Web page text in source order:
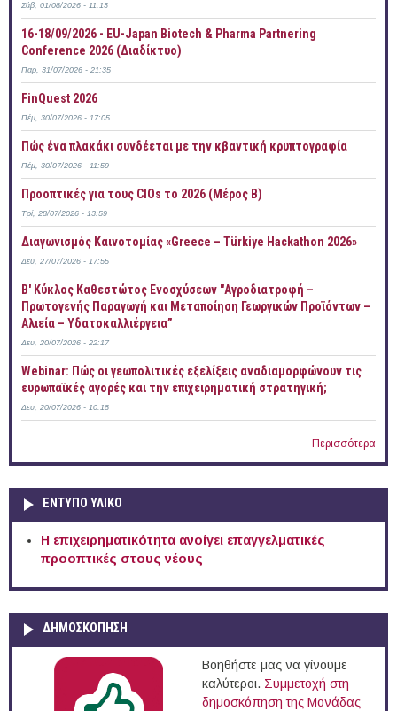
Σάβ, 01/08/2026 - 11:13
16-18/09/2026 - EU-Japan Biotech & Pharma Partnering
Conference 2026 (Διαδίκτυο)
Παρ, 31/07/2026 - 21:35
FinQuest 2026
Πέμ, 30/07/2026 - 17:05
Πώς ένα πλακάκι συνδέεται με την κβαντική κρυπτογραφία
Πέμ, 30/07/2026 - 11:59
Προοπτικές για τους CIOs το 2026 (Μέρος Β)
Τρί, 28/07/2026 - 13:59
Διαγωνισμός Καινοτομίας «Greece – Türkiye Hackathon 2026»
Δευ, 27/07/2026 - 17:55
B' Κύκλος Καθεστώτος Ενοσχύσεων "Αγροδιατροφή –
Πρωτογενής Παραγωγή και Μεταποίηση Γεωργικών Προϊόντων –
Αλιεία – Υδατοκαλλιέργεια”
Δευ, 20/07/2026 - 22:17
Webinar: Πώς οι γεωπολιτικές εξελίξεις αναδιαμορφώνουν τις
ευρωπαϊκές αγορές και την επιχειρηματική στρατηγική;
Δευ, 20/07/2026 - 10:18
Περισσότερα
ΕΝΤΥΠΟ ΥΛΙΚΟ
Η επιχειρηματικότητα ανοίγει επαγγελματικές
προοπτικές στους νέους
ΔΗΜΟΣΚΟΠΗΣΗ
Βοηθήστε μας να γίνουμε
καλύτεροι. Συμμετοχή στη
δημοσκόπηση της Μονάδας